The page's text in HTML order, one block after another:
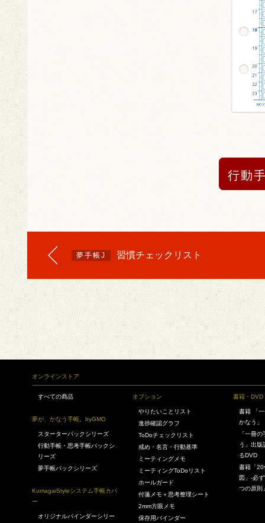
行動
夢手帳J 習慣チェックリスト
オンラインストア
すべての商品
夢が、かなう手帳。byGMO
スターターパックシリーズ
行動手帳・思考手帳パックシ
リーズ
夢手帳パックシリーズ
KumagaiStyleシステム手帳カバ
ー
オリジナルバインダーシリー
オプション
やりたいことリスト
進捗確認グラフ
ToDoチェックリスト
戒め・名言・行動基準
ミーティングメモ
ミーティングToDoリスト
ホールガード
付箋メモ＋思考整理シート
2mm方眼メモ
保存用バインダー
書籍・DVD
書籍 「
かなう」
「一冊
う」出
るDVD
書籍「
図」-必
つの原則